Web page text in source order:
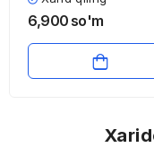
taqsimoti
6,900 so'm